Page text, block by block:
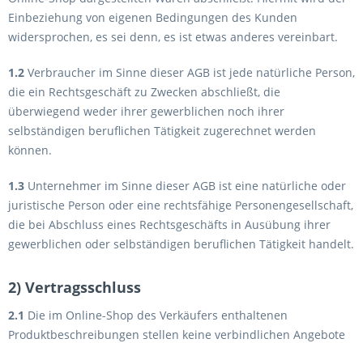
Einbeziehung von eigenen Bedingungen des Kunden
widersprochen, es sei denn, es ist etwas anderes vereinbart.
1.2 Verbraucher im Sinne dieser AGB ist jede natürliche Person,
die ein Rechtsgeschäft zu Zwecken abschließt, die
überwiegend weder ihrer gewerblichen noch ihrer
selbständigen beruflichen Tätigkeit zugerechnet werden
können.
1.3 Unternehmer im Sinne dieser AGB ist eine natürliche oder
juristische Person oder eine rechtsfähige Personengesellschaft,
die bei Abschluss eines Rechtsgeschäfts in Ausübung ihrer
gewerblichen oder selbständigen beruflichen Tätigkeit handelt.
2) Vertragsschluss
2.1 Die im Online-Shop des Verkäufers enthaltenen
Produktbeschreibungen stellen keine verbindlichen Angebote